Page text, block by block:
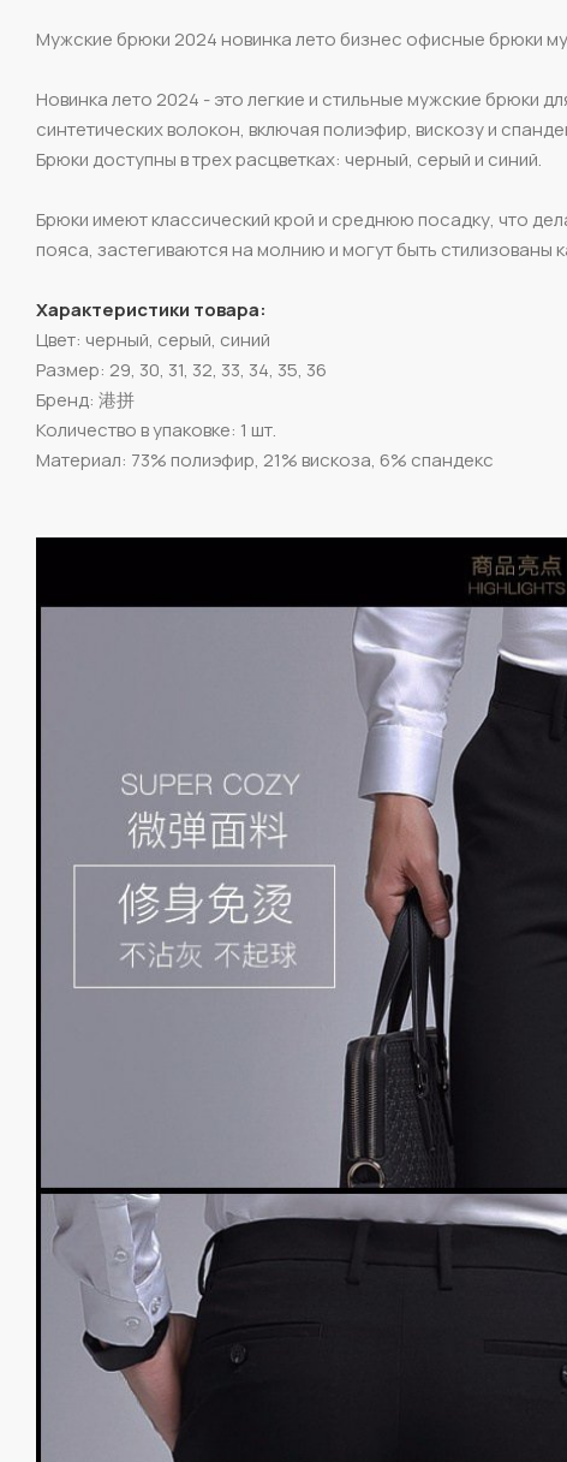
Мужские брюки 2024 новинка лето бизнес офисные брюки
Новинка лето 2024 - это легкие и стильные мужские брюки
синтетических волокон, включая полиэфир, вискозу и
Брюки доступны в трех расцветках: черный, серый и синий.
Брюки имеют классический крой и среднюю посадку, что
пояса, застегиваются на молнию и могут быть стилизованы
Характеристики товара:
Цвет: черный, серый, синий
Размер: 29, 30, 31, 32, 33, 34, 35, 36
Бренд: 港拼
Количество в упаковке: 1 шт.
Материал: 73% полиэфир, 21% вискоза, 6% спандекс